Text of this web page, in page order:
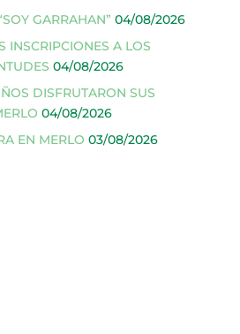
GARRAHAN” 04/08/2026
INSCRIPCIONES A LOS
04/08/2026
DISFRUTARON SUS
04/08/2026
EN MERLO 03/08/2026